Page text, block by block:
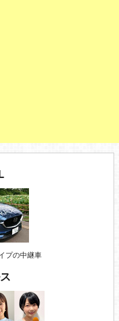
プの中継車